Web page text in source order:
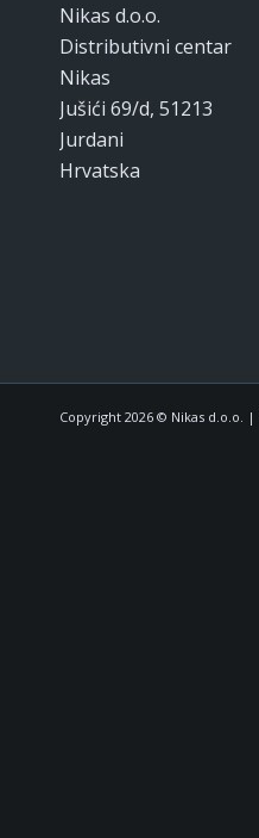
Nikas d.o.o.
Distributivni centar
Nikas
Jušići 69/d, 51213
Jurdani
Hrvatska
Copyright 2026 © Nikas d.o.o. |